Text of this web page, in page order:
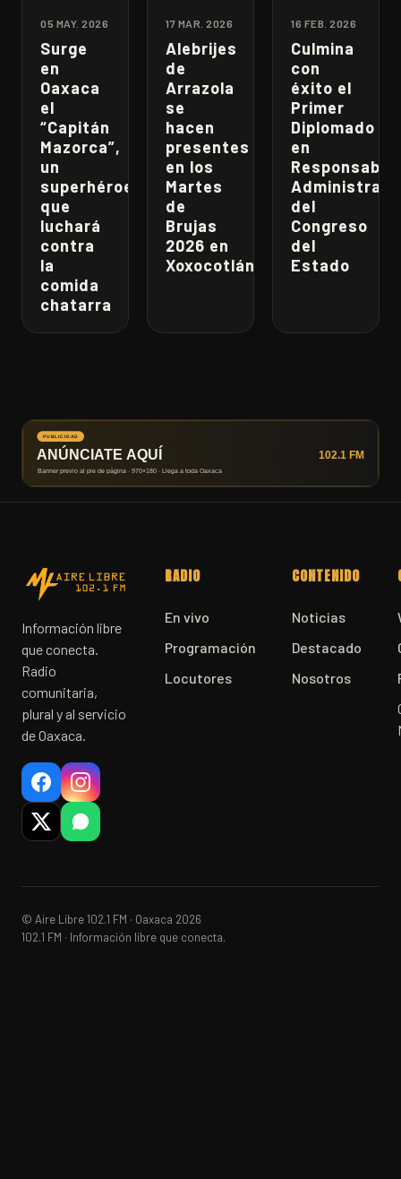
05 MAY. 2026
Surge
en
Oaxaca
el
“Capitán
Mazorca”,
un
superhéroe
que
luchará
contra
la
comida
chatarra
17 MAR. 2026
Alebrijes
de
Arrazola
se
hacen
presentes
en los
Martes
de
Brujas
2026 en
Xoxocotlán
16 FEB. 2026
Culmina
con
éxito el
Primer
Diplomado
en
del
Congreso
del
Estado
Información libre
que conecta.
Radio
comunitaria,
plural y al servicio
de Oaxaca.
RADIO
En vivo
Programación
Locutores
CONTENIDO
Noticias
Destacado
Nosotros
© Aire Libre 102.1 FM · Oaxaca 2026
102.1 FM · Información libre que conecta.